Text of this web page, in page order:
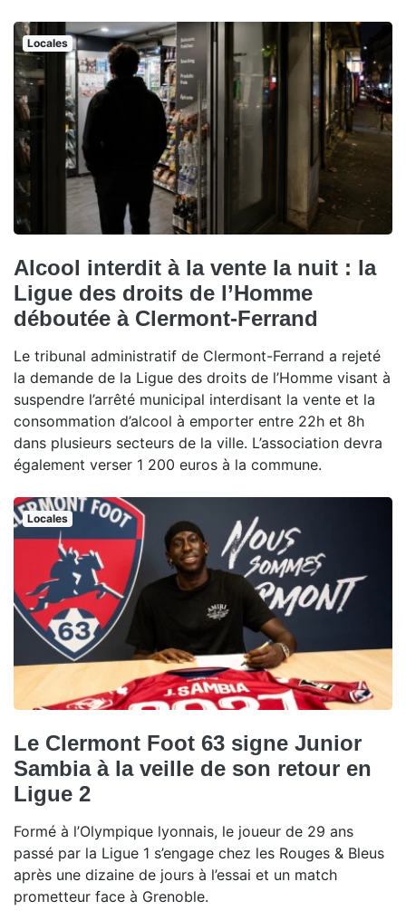
Locales
Alcool interdit à la vente la nuit : la
Ligue des droits de l’Homme
déboutée à Clermont-Ferrand
Le tribunal administratif de Clermont-Ferrand a rejeté
la demande de la Ligue des droits de l’Homme visant à
suspendre l’arrêté municipal interdisant la vente et la
consommation d’alcool à emporter entre 22h et 8h
dans plusieurs secteurs de la ville. L’association devra
également verser 1 200 euros à la commune.
Locales
Le Clermont Foot 63 signe Junior
Sambia à la veille de son retour en
Ligue 2
Formé à l’Olympique lyonnais, le joueur de 29 ans
passé par la Ligue 1 s’engage chez les Rouges & Bleus
après une dizaine de jours à l’essai et un match
prometteur face à Grenoble.